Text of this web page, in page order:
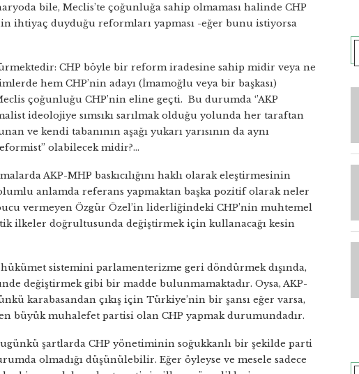
bile, Meclis’te çoğunluğa sahip olmaması halinde CHP
ihtiyaç duyduğu reformları yapması -eğer bunu istiyorsa
CHP böyle bir reform iradesine sahip midir veya ne
hem CHP’nin adayı (İmamoğlu veya bir başkası)
çoğunluğu CHP’nin eline geçti. Bu durumda ‘’AKP
ideolojiye sımsıkı sarılmak olduğu yolunda her taraftan
ve kendi tabanının aşağı yukarı yarısının da aynı
olabilecek midir?…
AKP-MHP baskıcılığını haklı olarak eleştirmesinin
anlamda referans yapmaktan başka pozitif olarak neler
vermeyen Özgür Özel’in liderliğindeki CHP’nin muhtemel
ilkeler doğrultusunda değiştirmek için kullanacağı kesin
sistemini parlamenterizme geri döndürmek dışında,
değiştirmek gibi bir madde bulunmamaktadır. Oysa, AKP-
karabasandan çıkış için Türkiye’nin bir şansı eğer varsa,
büyük muhalefet partisi olan CHP yapmak durumundadır.
şartlarda CHP yönetiminin soğukkanlı bir şekilde parti
olmadığı düşünülebilir. Eğer öyleyse ve mesele sadece